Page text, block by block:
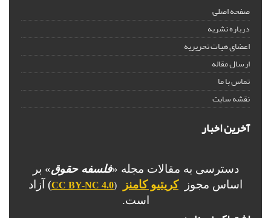
صفحه اصلی
درباره نشریه
اعضای هیات تحریریه
ارسال مقاله
تماس با ما
نقشه سایت
آخرین اخبار
دسترسی به مقالات مجله «فلسفه حقوق» بر
اساس مجوزکریتیو کامنز (
CC BY-NC 4.0) آزاد
است.